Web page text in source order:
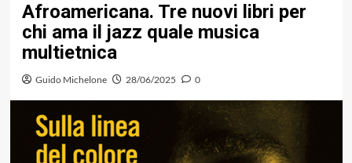
Afroamericana. Tre nuovi libri per
chi ama il jazz quale musica
multietnica
Guido Michelone 28/06/2025 0